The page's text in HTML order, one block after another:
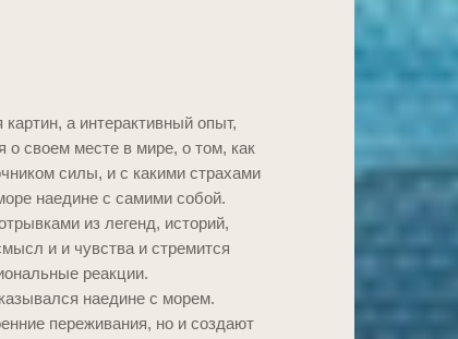
а интерактивный опыт,
о своем месте в мире, о том, как
силы, и с какими страхами
наедине с самими собой.
из легенд, историй,
и и чувства и стремится
реакции.
наедине с морем.
переживания, но и создают